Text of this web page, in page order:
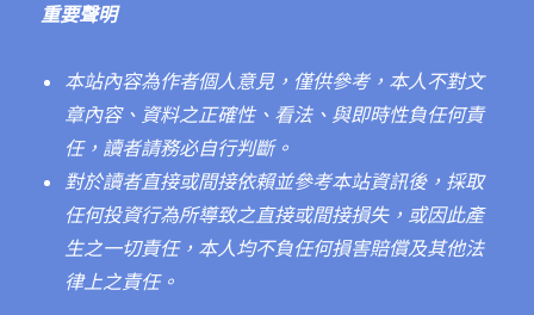
重要聲明
本站內容為作者個人意見，僅供參考，本人不對文
章內容、資料之正確性、看法、與即時性負任何責
任，讀者請務必自行判斷。
對於讀者直接或間接依賴並參考本站資訊後，採取
任何投資行為所導致之直接或間接損失，或因此產
生之一切責任，本人均不負任何損害賠償及其他法
律上之責任。